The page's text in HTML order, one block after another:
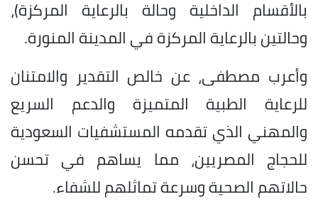
بالأقسام الداخلية وحالة بالرعاية المركزة)،
وحالتين بالرعاية المركزة في المدينة المنورة.
وأعرب مصطفى، عن خالص التقدير والامتنان
للرعاية الطبية المتميزة والدعم السريع
والمهني الذي تقدمه المستشفيات السعودية
للحجاج المصريين، مما يساهم في تحسن
حالاتهم الصحية وسرعة تماثلهم للشفاء.